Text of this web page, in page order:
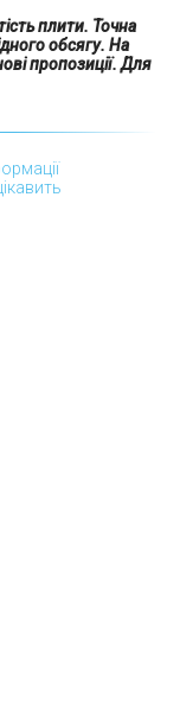
плити. Точна
обсягу. На
пропозиції. Для